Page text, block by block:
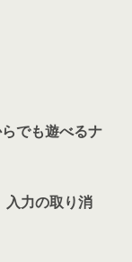
でも遊べるナ
入力の取り消